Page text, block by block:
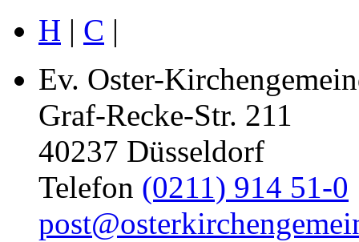
H | C |
Ev. Oster-
Graf-Recke-Str. 211
40237 Düsseldorf
Telefon (0211) 914 51-0